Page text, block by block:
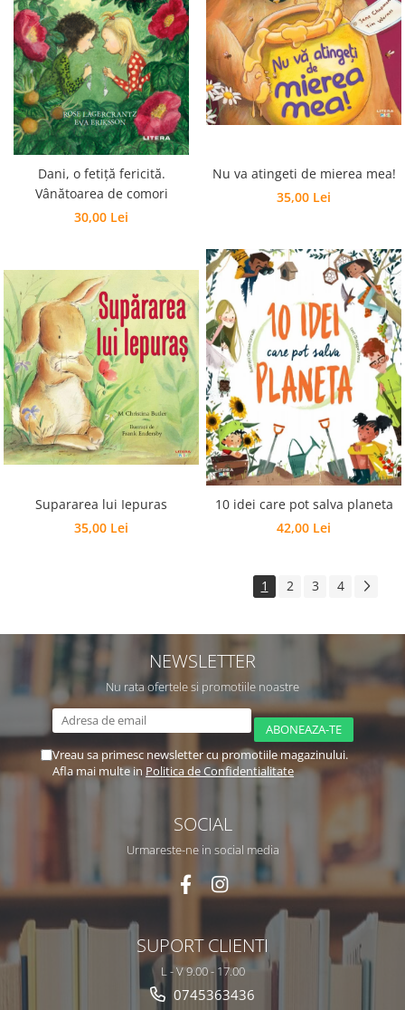
Dani, o fetiță fericită.
Vânătoarea de comori
30,00 Lei
Nu va atingeti de mierea mea!
35,00 Lei
Supararea lui Iepuras
35,00 Lei
10 idei care pot salva planeta
42,00 Lei
1 2 3 4
NEWSLETTER
Nu rata ofertele si promotiile noastre
Vreau sa primesc newsletter cu promotiile magazinului.
Afla mai multe in Politica de Confidentialitate
SOCIAL
Urmareste-ne in social media
SUPORT CLIENTI
L - V 9.00 - 17.00
0745363436